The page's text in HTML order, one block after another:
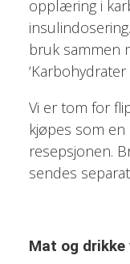
opplæring i
bruk sammen
‘Karbohydrater
Vi er tom for
kjøpes som
resepsjonen.
sendes
Mat og drikke